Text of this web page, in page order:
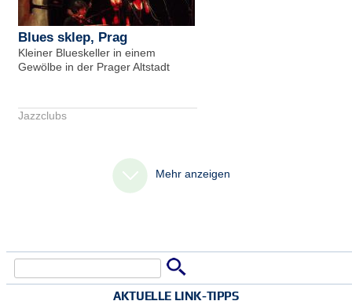
Blues sklep, Prag
Kleiner Blueskeller in einem
Gewölbe in der Prager Altstadt
Jazzclubs
Mehr anzeigen
Suchformular
AKTUELLE LINK-TIPPS